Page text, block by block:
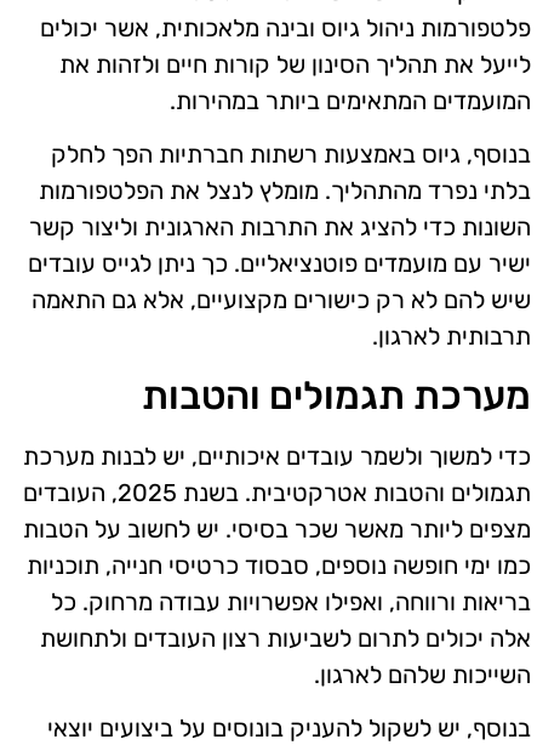
פלטפורמות ניהול גיוס ובינה מלאכותית, אשר יכולים
לייעל את תהליך הסינון של קורות חיים ולזהות את
המועמדים המתאימים ביותר במהירות.
בנוסף, גיוס באמצעות רשתות חברתיות הפך לחלק
בלתי נפרד מהתהליך. מומלץ לנצל את הפלטפורמות
השונות כדי להציג את התרבות הארגונית וליצור קשר
ישיר עם מועמדים פוטנציאליים. כך ניתן לגייס עובדים
שיש להם לא רק כישורים מקצועיים, אלא גם התאמה
תרבותית לארגון.
מערכת תגמולים והטבות
כדי למשוך ולשמר עובדים איכותיים, יש לבנות מערכת
תגמולים והטבות אטרקטיבית. בשנת 2025, העובדים
מצפים ליותר מאשר שכר בסיסי. יש לחשוב על הטבות
כמו ימי חופשה נוספים, סבסוד כרטיסי חנייה, תוכניות
בריאות ורווחה, ואפילו אפשרויות עבודה מרחוק. כל
אלה יכולים לתרום לשביעות רצון העובדים ולתחושת
השייכות שלהם לארגון.
בנוסף, יש לשקול להעניק בונוסים על ביצועים יוצאי